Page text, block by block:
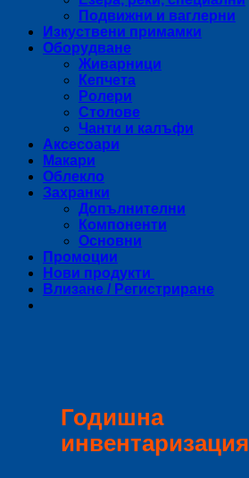
Подвижни и ваглерни
Изкуствени примамки
Оборудване
Живарници
Кепчета
Ролери
Столове
Чанти и калъфи
Аксесоари
Макари
Облекло
Захранки
Допълнителни
Компоненти
Основни
Промоции
Нови продукти
Влизане / Регистриране
Годишна
инвентаризация